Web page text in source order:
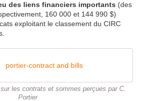
des liens financiers importants (des
160 000 et 144 990 $)
exploitant le classement du CIRC
portier-contract and bills
les contrats et sommes perçues par C.
Portier